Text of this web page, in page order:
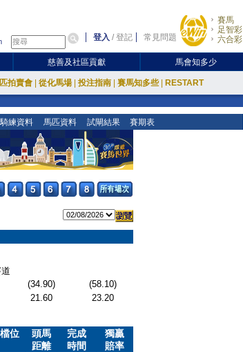
登入 /登記 常見問題
賽馬
足智彩
六合彩
慈善及社區貢獻 馬會知多少
拍賣會 從化馬場 投注指南 賽馬知多些 RESTART
騎練資料 馬匹資料 試閘結果 賽期表
(34.90)
(58.10)
21.60
23.20
檔位
頭馬
距離
完成
時間
獨贏
賠率